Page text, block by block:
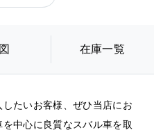
在庫一覧
たいお客様、ぜひ当店にお
中心に良質なスバル車を取